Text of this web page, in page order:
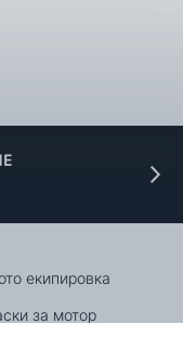
екипировка
за мотор